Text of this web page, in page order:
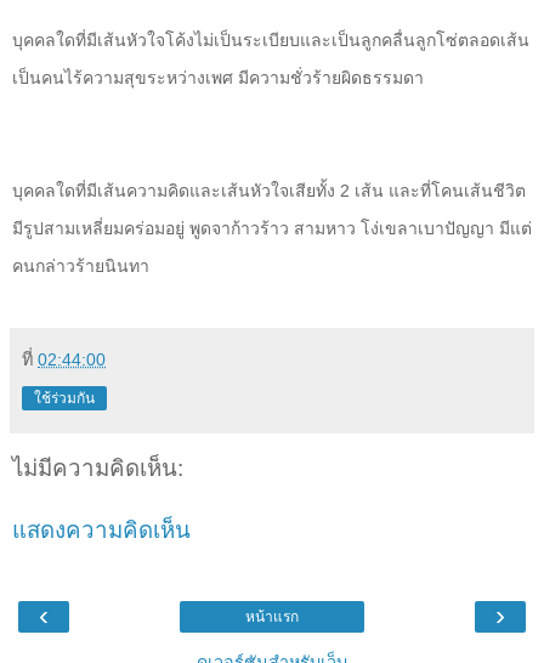
บุคคลใดที่มีเส้นหัวใจโค้งไม่เป็นระเบียบและเป็นลูกคลื่นลูกโซ่ตลอดเส้น
เป็นคนไร้ความสุขระหว่างเพศ มีความชั่วร้ายผิดธรรมดา
บุคคลใดที่มีเส้นความคิดและเส้นหัวใจเสียทั้ง 2 เส้น และที่โคนเส้นชีวิต
มีรูปสามเหลี่ยมคร่อมอยู่ พูดจาก้าวร้าว สามหาว โง่เขลาเบาปัญญา มีแต่
คนกล่าวร้ายนินทา
ที่ 02:44:00
ใช้ร่วมกัน
ไม่มีความคิดเห็น:
แสดงความคิดเห็น
‹ ›
หน้าแรก